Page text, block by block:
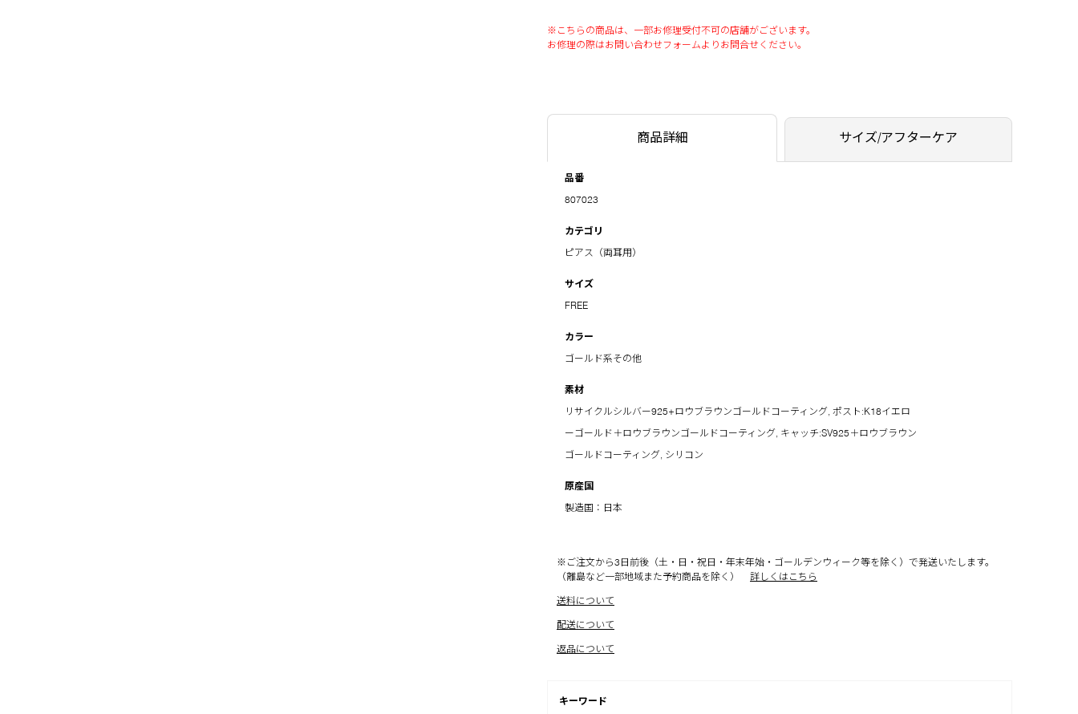
※こちらの商品は、一部お修理受付不可の店舗がございます。
お修理の際はお問い合わせフォームよりお問合せください。
商品詳細 サイズ/アフターケア
品番
807023
カテゴリ
ピアス（両耳用）
サイズ
FREE
カラー
ゴールド系その他
素材
リサイクルシルバー925+ロウブラウンゴールドコーティング, ポスト:K18イエロ
ーゴールド＋ロウブラウンゴールドコーティング, キャッチ:SV925＋ロウブラウン
ゴールドコーティング, シリコン
原産国
製造国：日本
※ご注文から3日前後（土・日・祝日・年末年始・ゴールデンウィーク等を除く）で発送いたします。
（離島など一部地域また予約商品を除く）
詳しくはこちら
送料について
配送について
返品について
キーワード